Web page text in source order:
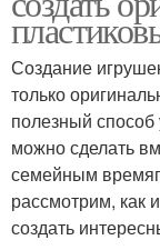
Создание
только
полезный способ
можно сделать
семейным
рассмотрим, как
создать